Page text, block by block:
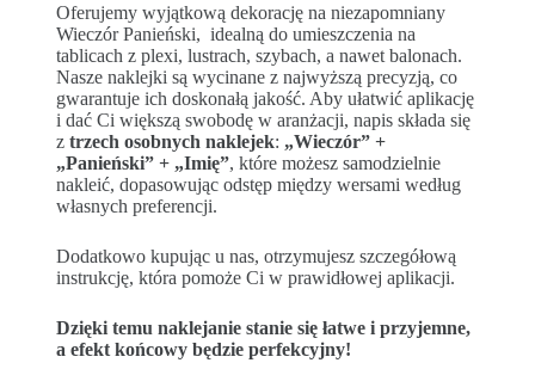
Oferujemy wyjątkową dekorację na niezapomniany
Wieczór Panieński, idealną do umieszczenia na
tablicach z plexi, lustrach, szybach, a nawet balonach.
Nasze naklejki są wycinane z najwyższą precyzją, co
gwarantuje ich doskonałą jakość. Aby ułatwić aplikację
i dać Ci większą swobodę w aranżacji, napis składa się
z trzech osobnych naklejek: „Wieczór” +
„Panieński” + „Imię”, które możesz samodzielnie
nakleić, dopasowując odstęp między wersami według
własnych preferencji.
Dodatkowo kupując u nas, otrzymujesz szczegółową
instrukcję, która pomoże Ci w prawidłowej aplikacji.
Dzięki temu naklejanie stanie się łatwe i przyjemne,
a efekt końcowy będzie perfekcyjny!